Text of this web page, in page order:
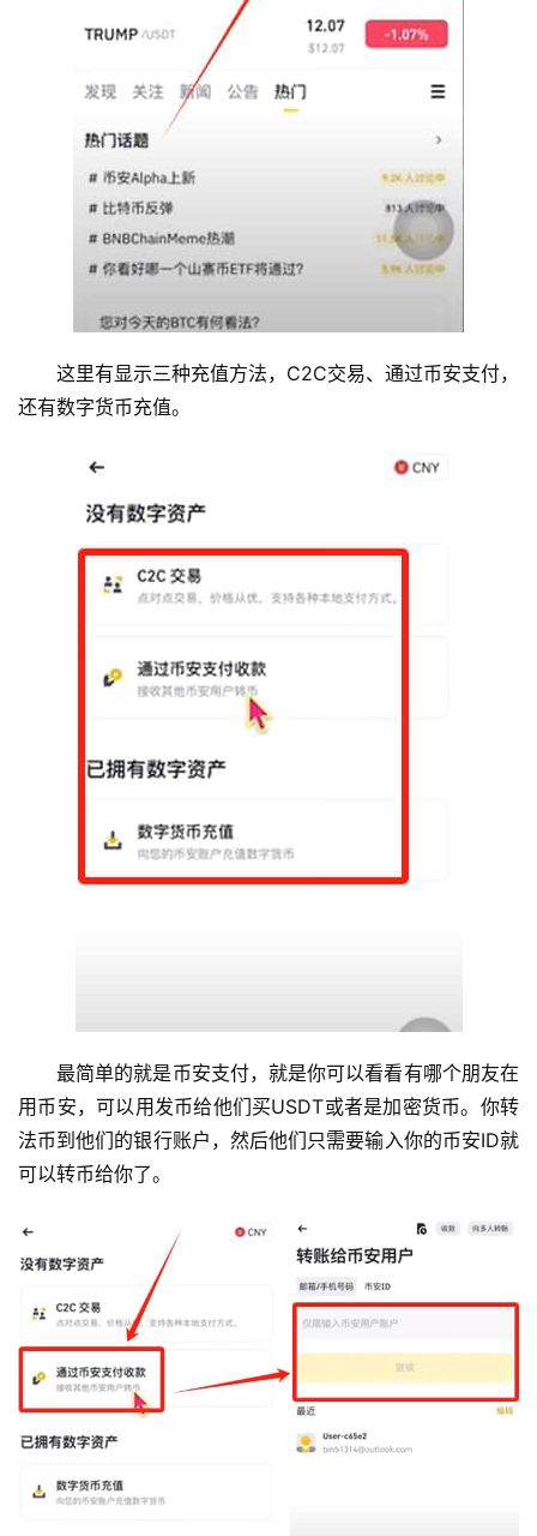
这里有显示三种充值方法，C2C交易、通过币安支付，
还有数字货币充值。
最简单的就是币安支付，就是你可以看看有哪个朋友在
用币安，可以用发币给他们买USDT或者是加密货币。你转
法币到他们的银行账户，然后他们只需要输入你的币安ID就
可以转币给你了。